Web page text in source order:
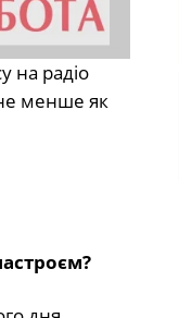
на радіо
менше як